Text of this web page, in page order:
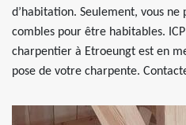
d’habitation. Seulement, vous ne
combles pour être habitables.
charpentier à Etroeungt est en
pose de votre charpente.